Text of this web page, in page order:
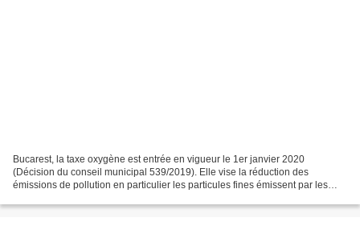
Bucarest, la taxe oxygène est entrée en vigueur le 1er janvier 2020
(Décision du conseil municipal 539/2019). Elle vise la réduction des
émissions de pollution en particulier les particules fines émissent par les